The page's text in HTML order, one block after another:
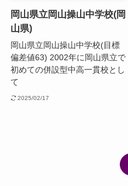
岡山県立岡山操山中学校(岡
山県)
岡山県立岡山操山中学校(目標
偏差値63) 2002年に岡山県立で
初めての併設型中高一貫校とし
て
2025/02/17